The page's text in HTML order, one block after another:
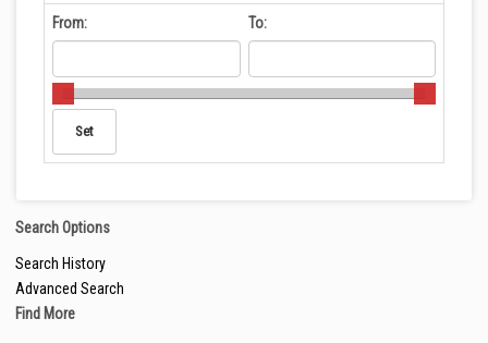
From: To:
Search Options
Search History
Advanced Search
Find More